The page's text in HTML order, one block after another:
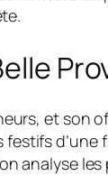
et son
analyse